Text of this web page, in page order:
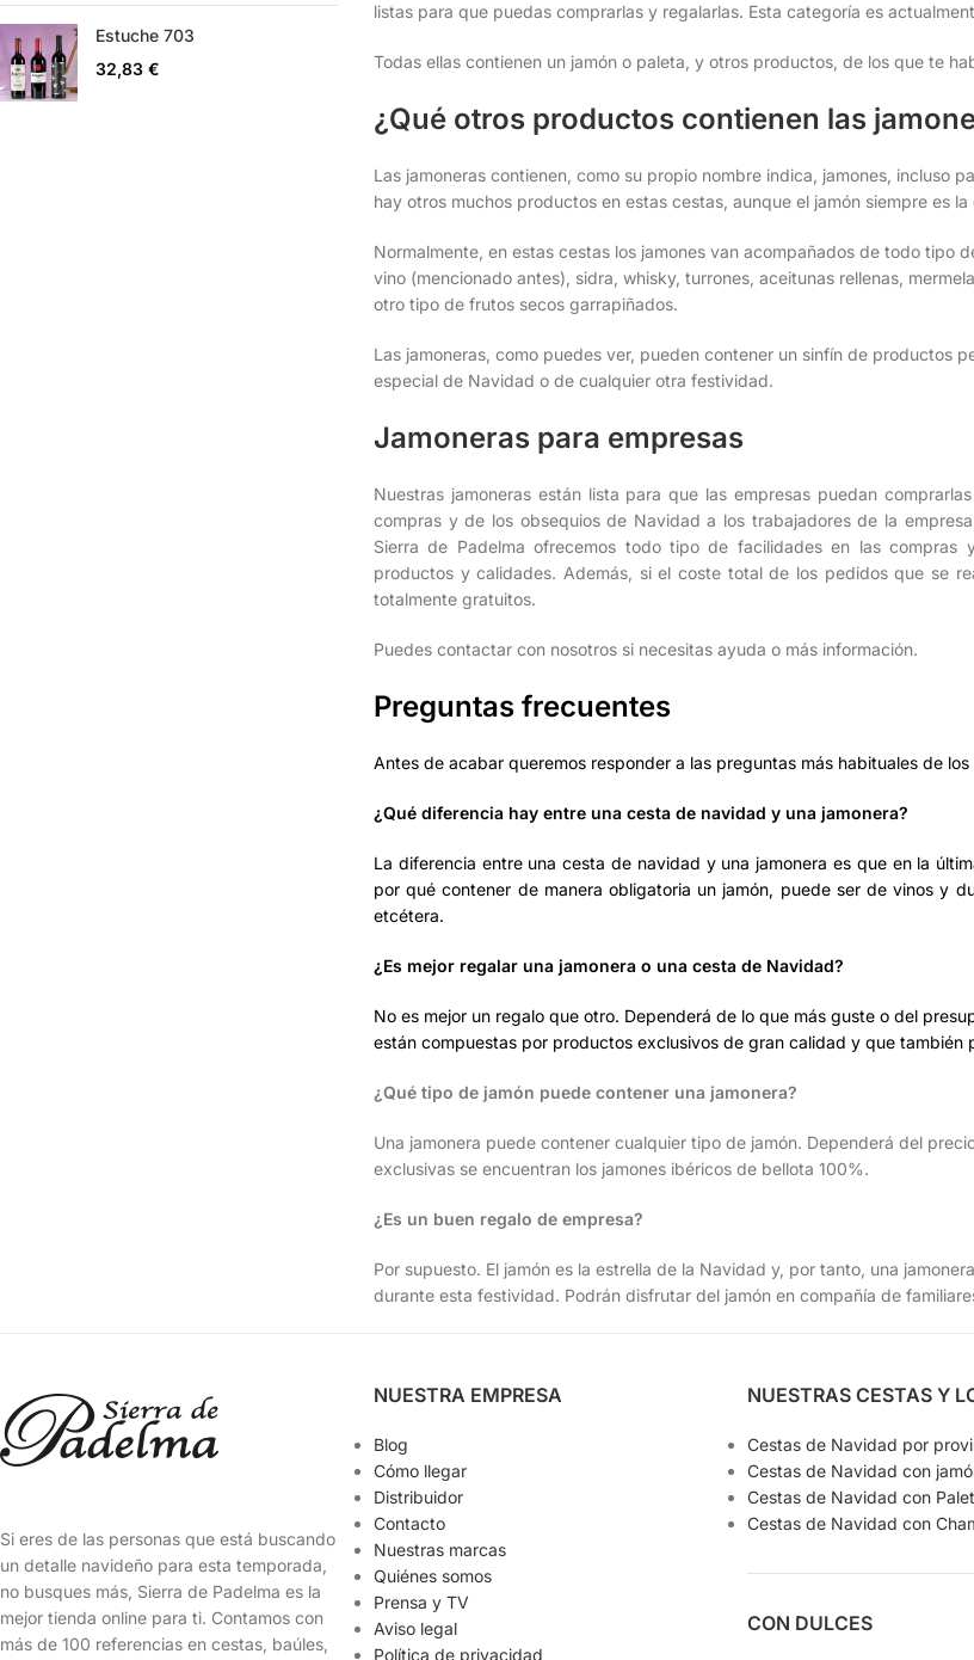
Estuche 703
32,83 €
listas para que puedas comprarlas y regalarlas. Esta categoría es
Todas ellas contienen un jamón o paleta, y otros productos, de los que te
¿Qué otros productos contienen las
Las jamoneras contienen, como su propio nombre indica, jamones, incluso
hay otros muchos productos en estas cestas, aunque el jamón siempre es la
Normalmente, en estas cestas los jamones van acompañados de todo tipo
vino (mencionado antes), sidra, whisky, turrones, aceitunas rellenas,
otro tipo de frutos secos garrapiñados.
Las jamoneras, como puedes ver, pueden contener un sinfín de productos
especial de Navidad o de cualquier otra festividad.
Jamoneras para empresas
Nuestras jamoneras están lista para que las empresas puedan
compras y de los obsequios de Navidad a los trabajadores de la
Sierra de Padelma ofrecemos todo tipo de facilidades en las compras
productos y calidades. Además, si el coste total de los pedidos que se
totalmente gratuitos.
Puedes contactar con nosotros si necesitas ayuda o más información.
Preguntas frecuentes
Antes de acabar queremos responder a las preguntas más habituales de
¿Qué diferencia hay entre una cesta de navidad y una jamonera?
La diferencia entre una cesta de navidad y una jamonera es que en la
por qué contener de manera obligatoria un jamón, puede ser de vinos y
etcétera.
¿Es mejor regalar una jamonera o una cesta de Navidad?
No es mejor un regalo que otro. Dependerá de lo que más guste o del
están compuestas por productos exclusivos de gran calidad y que también
¿Qué tipo de jamón puede contener una jamonera?
Una jamonera puede contener cualquier tipo de jamón. Dependerá del
exclusivas se encuentran los jamones ibéricos de bellota 100%.
¿Es un buen regalo de empresa?
Por supuesto. El jamón es la estrella de la Navidad y, por tanto, una
durante esta festividad. Podrán disfrutar del jamón en compañía de
Si eres de las personas que está buscando
un detalle navideño para esta temporada,
no busques más, Sierra de Padelma es la
mejor tienda online para ti. Contamos con
más de 100 referencias en cestas, baúles,
NUESTRA EMPRESA
Blog
Cómo llegar
Distribuidor
Contacto
Nuestras marcas
Quiénes somos
Prensa y TV
Aviso legal
Política de privacidad
NUESTRAS CESTAS Y
Cestas de Navidad por
Cestas de Navidad con
Cestas de Navidad con
Cestas de Navidad con
CON DULCES